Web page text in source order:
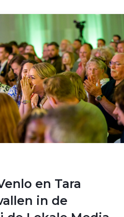
en Tara
in de